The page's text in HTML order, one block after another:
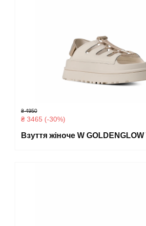
₴ 4950
₴ 3465 (-30%)
Взуття жіноче W